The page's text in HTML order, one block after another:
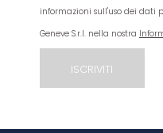
informazioni sull'uso dei dati
Geneve S.r.l. nella nostra